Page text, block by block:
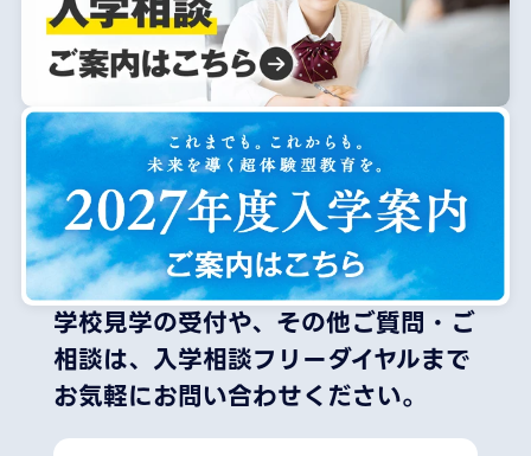
学校見学の受付や、その他ご質問・ご
相談は、 入学相談フリーダイヤルまで
お気軽にお問い合わせください。